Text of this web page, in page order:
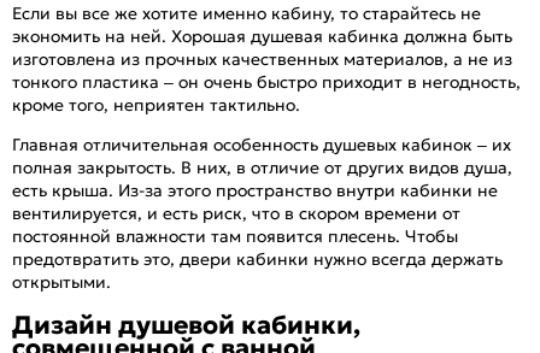
Если вы все же хотите именно кабину, то старайтесь не
экономить на ней. Хорошая душевая кабинка должна быть
изготовлена из прочных качественных материалов, а не из
тонкого пластика – он очень быстро приходит в негодность,
кроме того, неприятен тактильно.
Главная отличительная особенность душевых кабинок – их
полная закрытость. В них, в отличие от других видов душа,
есть крыша. Из-за этого пространство внутри кабинки не
вентилируется, и есть риск, что в скором времени от
постоянной влажности там появится плесень. Чтобы
предотвратить это, двери кабинки нужно всегда держать
открытыми.
Дизайн душевой кабинки,